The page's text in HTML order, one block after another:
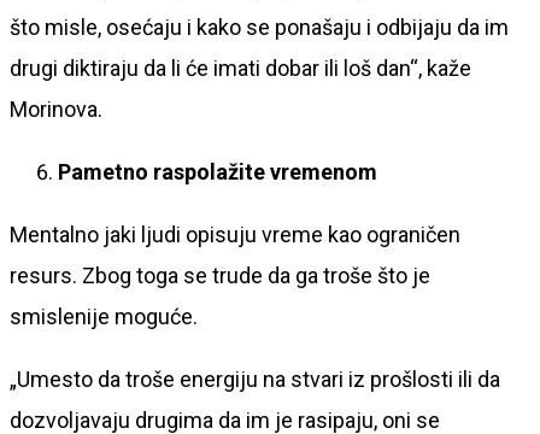
što misle, osećaju i kako se ponašaju i odbijaju da im
drugi diktiraju da li će imati dobar ili loš dan“, kaže
Morinova.
Pametno raspolažite vremenom
Mentalno jaki ljudi opisuju vreme kao ograničen
resurs. Zbog toga se trude da ga troše što je
smislenije moguće.
„Umesto da troše energiju na stvari iz prošlosti ili da
dozvoljavaju drugima da im je rasipaju, oni se